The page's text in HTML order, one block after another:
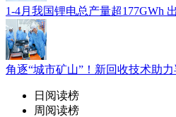
1-4月我国锂电总产量超177GWh
角逐“城市矿山”！新回收技术助
日阅读榜
周阅读榜